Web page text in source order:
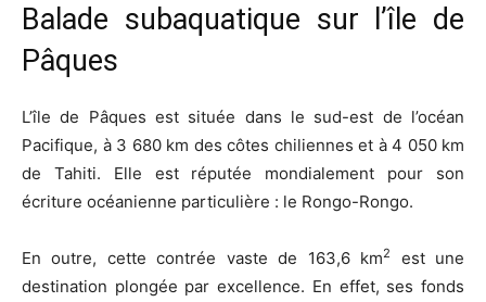
Balade subaquatique sur l’île de
Pâques
L’île de Pâques est située dans le sud-est de l’océan
Pacifique, à 3 680 km des côtes chiliennes et à 4 050 km
de Tahiti. Elle est réputée mondialement pour son
écriture océanienne particulière : le Rongo-Rongo.
En outre, cette contrée vaste de 163,6 km2
est une
destination plongée par excellence. En effet, ses fonds